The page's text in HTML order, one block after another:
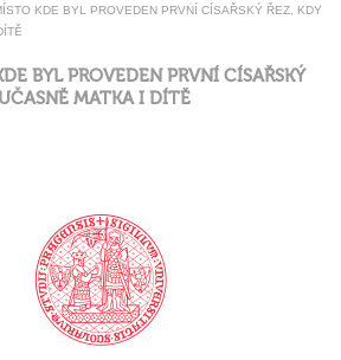
KDE BYL PROVEDEN PRVNÍ CÍSAŘSKÝ ŘEZ, KDY
BYL PROVEDEN PRVNÍ CÍSAŘSKÝ
MATKA I DÍTĚ